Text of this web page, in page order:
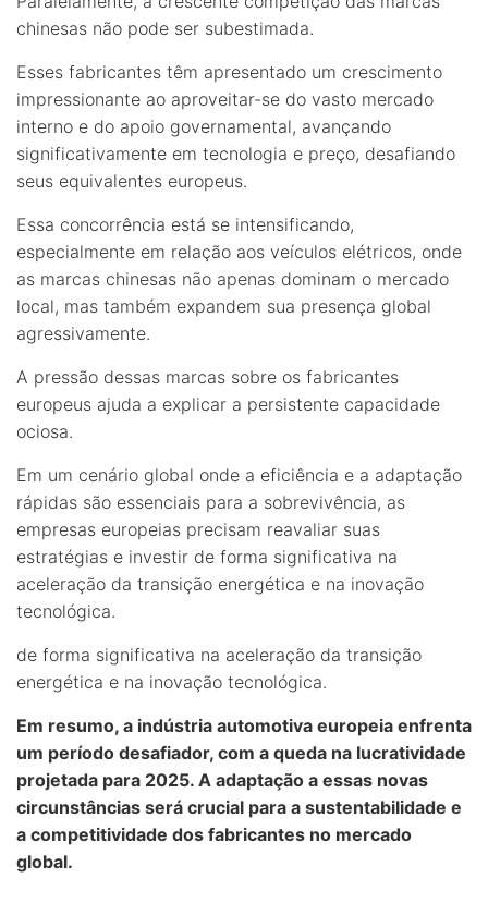
chinesas não pode ser subestimada.
Esses fabricantes têm apresentado um crescimento
impressionante ao aproveitar-se do vasto mercado
interno e do apoio governamental, avançando
significativamente em tecnologia e preço, desafiando
seus equivalentes europeus.
Essa concorrência está se intensificando,
especialmente em relação aos veículos elétricos, onde
as marcas chinesas não apenas dominam o mercado
local, mas também expandem sua presença global
agressivamente.
A pressão dessas marcas sobre os fabricantes
europeus ajuda a explicar a persistente capacidade
ociosa.
Em um cenário global onde a eficiência e a adaptação
rápidas são essenciais para a sobrevivência, as
empresas europeias precisam reavaliar suas
estratégias e investir de forma significativa na
aceleração da transição energética e na inovação
tecnológica.
de forma significativa na aceleração da transição
energética e na inovação tecnológica.
Em resumo, a indústria automotiva europeia enfrenta
um período desafiador, com a queda na lucratividade
projetada para 2025. A adaptação a essas novas
circunstâncias será crucial para a sustentabilidade e
a competitividade dos fabricantes no mercado
global.